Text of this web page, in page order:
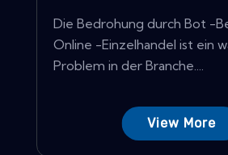
Die Bedrohung durch Bot -
Online -Einzelhandel ist ein
Problem in der Branche....
View More